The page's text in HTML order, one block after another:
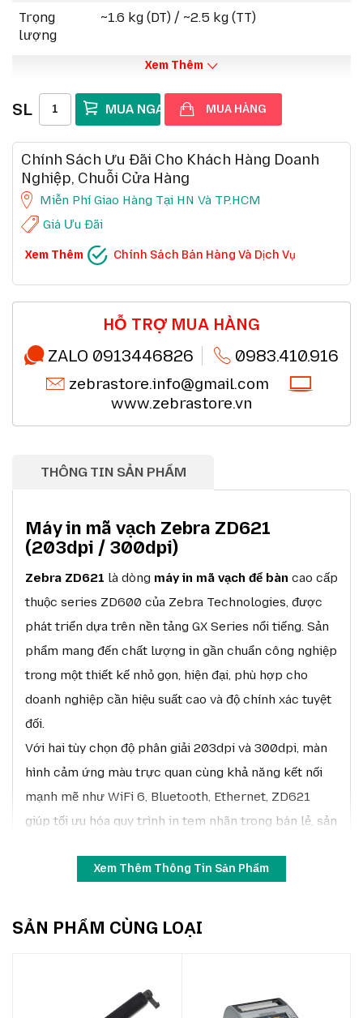
Trọng
lượng
~1.6 kg (DT) / ~2.5 kg (TT)
Xem Thêm
SL MUA HÀNG
Chính Sách Ưu Đãi Cho Khách Hàng Doanh
Nghiệp, Chuỗi Cửa Hàng
Miễn Phí Giao Hàng Tại HN Và TP.HCM
Giá Ưu Đãi
CHÍNH SÁCH BÁN HÀNG VÀ DỊCH VỤ
Ưu đãi chuỗi cửa hàng, siêu thị
Ưu đãi khách hàng doanh nghiệp cả FDI Chi tiết
Đổi mới sản phẩm trong 7 ngày đầu (*) Chi tiết
Mua online - giao hàng nhanh chóng (*) Chi tiết
Chất lượng sản phẩm chính hãng CO,CQ (*)
Thanh toán chuyển khoản QRcode (*)
Xem Thêm Chính Sách Bán Hàng Và Dịch Vụ
HỖ TRỢ MUA HÀNG
ZALO 0913446826
0983.410.916
zebrastore.info@gmail.com
www.zebrastore.vn
THÔNG TIN SẢN PHẨM
Máy in mã vạch Zebra ZD621
(203dpi / 300dpi)
Zebra ZD621 là dòng máy in mã vạch để bàn cao cấp
thuộc series ZD600 của Zebra Technologies, được
phát triển dựa trên nền tảng GX Series nổi tiếng. Sản
phẩm mang đến chất lượng in gần chuẩn công nghiệp
trong một thiết kế nhỏ gọn, hiện đại, phù hợp cho
doanh nghiệp cần hiệu suất cao và độ chính xác tuyệt
đối.
Với hai tùy chọn độ phân giải 203dpi và 300dpi, màn
hình cảm ứng màu trực quan cùng khả năng kết nối
mạnh mẽ như WiFi 6, Bluetooth, Ethernet, ZD621
giúp tối ưu hóa quy trình in tem nhãn trong bán lẻ, sản
Xem Thêm Thông Tin Sản Phẩm
SẢN PHẨM CÙNG LOẠI